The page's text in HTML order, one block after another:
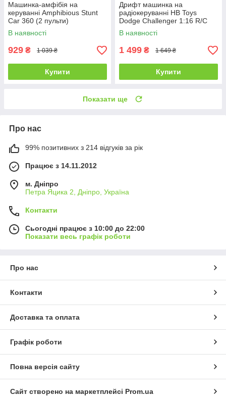
Машинка-амфібія на
керуванні Amphibious Stunt
Car 360 (2 пульти)
В наявності
929 ₴ 1 039 ₴
Купити
Дрифт машинка на
радіокеруванні HB Toys
Dodge Challenger 1:16 R/C
Drift Dazzling
В наявності
1 499 ₴ 1 649 ₴
Купити
Показати ще
Про нас
99% позитивних з 214 відгуків за рік
Працює з 14.11.2012
м. Дніпро
Петра Яцика 2, Дніпро, Україна
Контакти
Сьогодні працює з 10:00 до 22:00
Показати весь графік роботи
Про нас
Контакти
Доставка та оплата
Графік роботи
Повна версія сайту
Сайт створено на маркетплейсі Prom.ua